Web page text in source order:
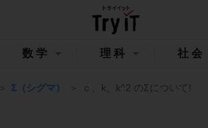
数学 理科 社会
Σ（シグマ） ｃ、k、k^2 のΣについて!